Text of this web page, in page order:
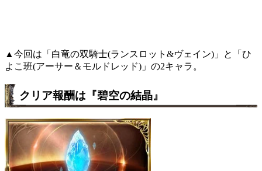
▲今回は「白竜の双騎士(ランスロット&ヴェイン)」と「ひ
よこ班(アーサー＆モルドレッド)」の2キャラ。
クリア報酬は『碧空の結晶』